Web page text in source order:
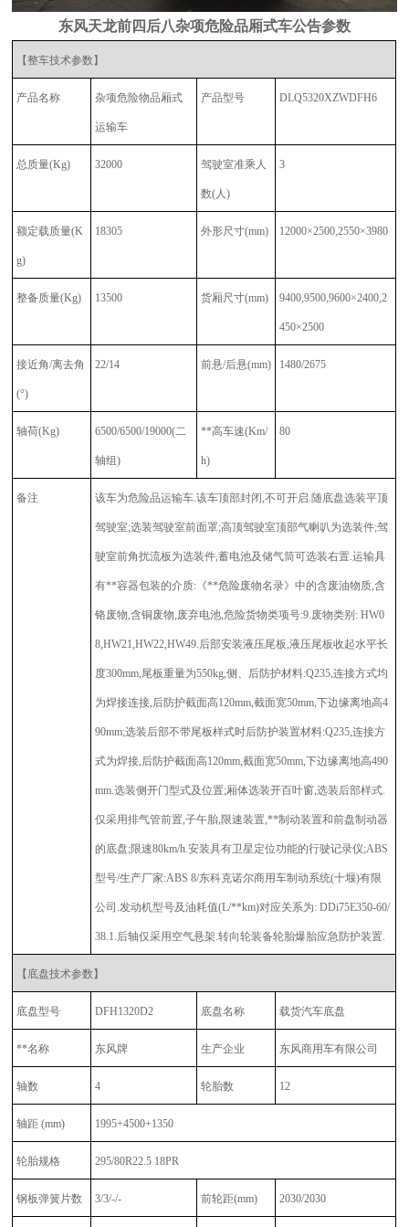
东风天龙前四后八杂项危险品厢式车公告参数
【整车技术参数】
产品名称 杂项危险物品厢式
运输车
产品型号 DLQ5320XZWDFH6
总质量(Kg) 32000 驾驶室准乘人
数(人)
3
额定载质量(K
g)
18305 外形尺寸(mm) 12000×2500,2550×3980
整备质量(Kg) 13500 货厢尺寸(mm) 9400,9500,9600×2400,2
450×2500
接近角/离去角
(°)
22/14 前悬/后悬(mm) 1480/2675
轴荷(Kg) 6500/6500/19000(二
轴组)
**高车速(Km/
h)
80
备注 该车为危险品运输车.该车顶部封闭,不可开启.随底盘选装平顶
驾驶室;选装驾驶室前面罩;高顶驾驶室顶部气喇叭为选装件;驾
驶室前角扰流板为选装件,蓄电池及储气筒可选装右置.运输具
有**容器包装的介质:《**危险废物名录》中的含废油物质,含
铬废物,含铜废物,废弃电池,危险货物类项号:9.废物类别: HW0
8,HW21,HW22,HW49.后部安装液压尾板,液压尾板收起水平长
度300mm,尾板重量为550kg,侧、后防护材料:Q235,连接方式均
为焊接连接,后防护截面高120mm,截面宽50mm,下边缘离地高4
90mm;选装后部不带尾板样式时后防护装置材料:Q235,连接方
式为焊接,后防护截面高120mm,截面宽50mm,下边缘离地高490
mm.选装侧开门型式及位置;厢体选装开百叶窗,选装后部样式.
仅采用排气管前置,子午胎,限速装置,**制动装置和前盘制动器
的底盘;限速80km/h.安装具有卫星定位功能的行驶记录仪;ABS
型号/生产厂家:ABS 8/东科克诺尔商用车制动系统(十堰)有限
公司.发动机型号及油耗值(L/**km)对应关系为: DDi75E350-60/
38.1.后轴仅采用空气悬架.转向轮装备轮胎爆胎应急防护装置.
【底盘技术参数】
底盘型号 DFH1320D2 底盘名称 载货汽车底盘
**名称 东风牌 生产企业 东风商用车有限公司
轴数 4 轮胎数 12
轴距 (mm) 1995+4500+1350
轮胎规格 295/80R22.5 18PR
钢板弹簧片数 3/3/-/- 前轮距(mm) 2030/2030